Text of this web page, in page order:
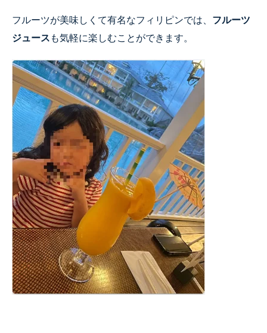
フルーツが美味しくて有名なフィリピンでは、 フルーツ
ジュースも気軽に楽しむことができます。